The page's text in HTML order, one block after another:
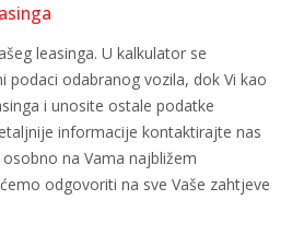
leasinga. U kalkulator se
podaci odabranog vozila, dok Vi kao
i unosite ostale podatke
informacije kontaktirajte nas
na Vama najbližem
odgovoriti na sve Vaše zahtjeve